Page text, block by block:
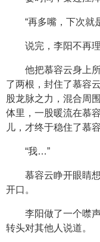
“再多嘴，下次就
说完，李阳不再
他把慕容云身上
了两根，封住了慕容
股龙脉之力，混合周
体里，一股暖流在慕
儿，才终于稳住了慕
“我…”
慕容云睁开眼睛
开口。
李阳做了一个噤
转头对其他人说道。